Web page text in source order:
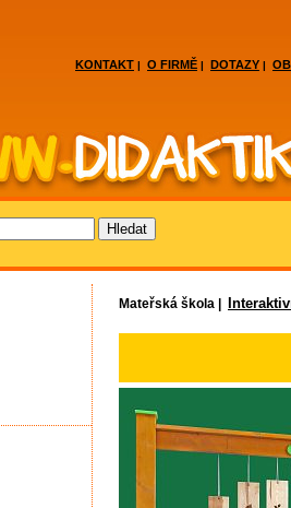
KONTAKT | O FIRMĚ | DOTAZY |
Mateřská škola |